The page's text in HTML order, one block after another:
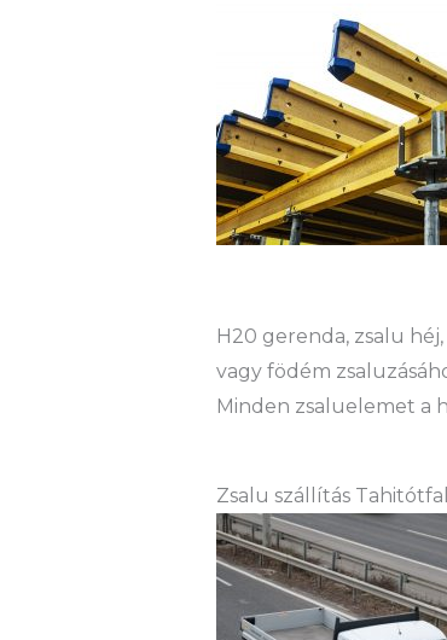
H20 gerenda, zsalu
vagy födém
Minden zsaluelemet a
Zsalu szállítás